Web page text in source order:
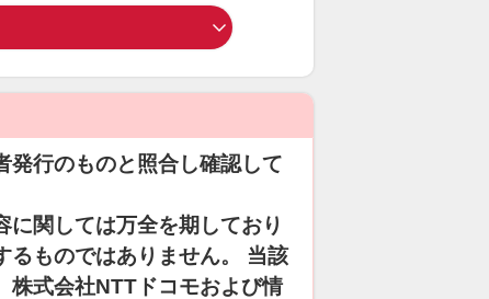
発行のものと照合し確認して
関しては万全を期しており
るものではありません。 当該
株式会社NTTドコモおよび情